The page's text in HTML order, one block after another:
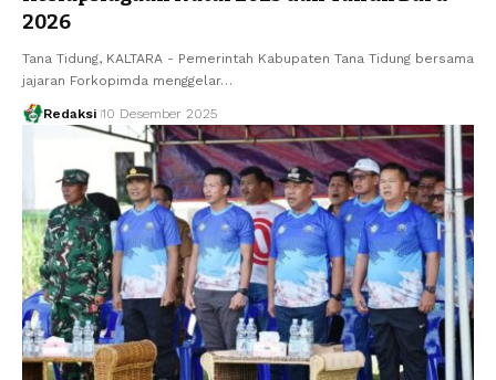
2026
Tana Tidung, KALTARA - Pemerintah Kabupaten Tana Tidung bersama
jajaran Forkopimda menggelar…
Redaksi 10 Desember 2025